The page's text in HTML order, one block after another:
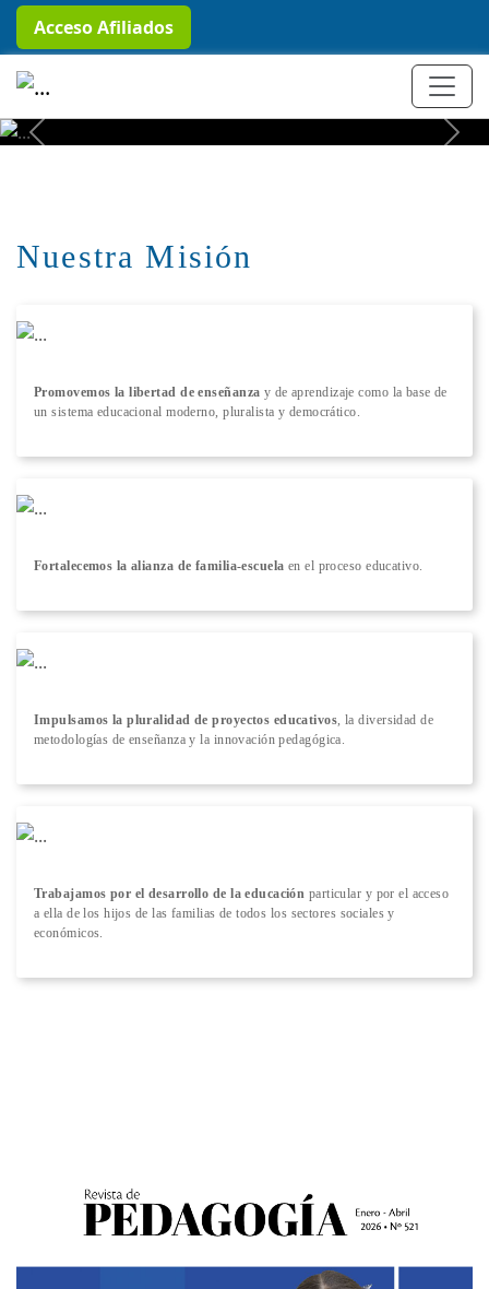
Acceso Afiliados
+ Conocer más
Previous Next
Nuestra Misión
Promovemos la libertad de enseñanza y de aprendizaje como la base de
un sistema educacional moderno, pluralista y democrático.
Fortalecemos la alianza de familia-escuela en el proceso educativo.
Impulsamos la pluralidad de proyectos educativos , la diversidad de
metodologías de enseñanza y la innovación pedagógica.
Trabajamos por el desarrollo de la educación particular y por el acceso
a ella de los hijos de las familias de todos los sectores sociales y
económicos.